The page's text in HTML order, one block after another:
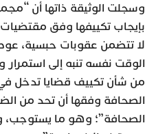
وسجلت الوثيقة ذاتها أن
بإيجاب تكييفها وفق
لا تتضمن عقوبات حبسية،
الوقت نفسه تنبه إلى استمرار
من شأن تكييف قضايا تدخل
الصحافة وفقها أن تحد من
الصحافة”؛ وهو ما يستوجب،